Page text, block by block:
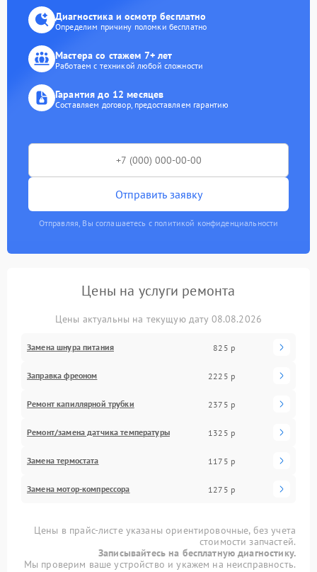
Диагностика и осмотр бесплатно
Определим причину поломки бесплатно
Мастера со стажем 7+ лет
Работаем с техникой любой сложности
Гарантия до 12 месяцев
Составляем договор, предоставляем гарантию
Отправить заявку
Отправляя, Вы соглашаетесь с политикой конфиденциальности
Цены на услуги ремонта
Цены актуальны на текущую дату 08.08.2026
Замена шнура питания 825 р
Заправка фреоном 2225 р
Ремонт капиллярной трубки 2375 р
Ремонт/замена датчика температуры 1325 р
Замена термостата 1175 р
Замена мотор-компрессора 1275 р
Цены в прайс-листе указаны ориентировочные, без учета
стоимости запчастей.
Записывайтесь на бесплатную диагностику.
Мы проверим ваше устройство и укажем на неисправность.